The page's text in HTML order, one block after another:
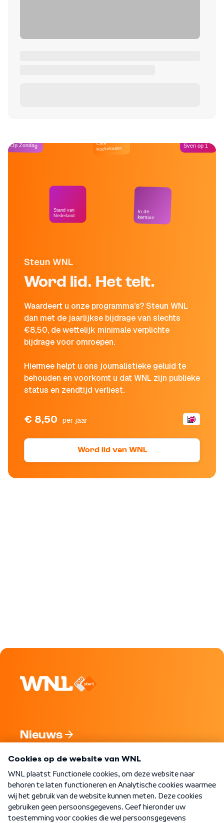
Steun WNL
Word lid. Het telt.
Waardeert u onze programma's? Steun WNL
dan met de jaarlijkse bijdrage van slechts
€8,50, de wettelijk minimale verplichte
bijdrage voor omroepen.
Hiermee helpt u ons journalistieke geluid te
behouden en voorkomt u dat WNL zijn publieke
status en zendtijd verliest.
€ 8,50 per jaar
Word lid van WNL
Op Zondag
Stand van
Nederland
Café
Kockelmann
In de
kantine
Sven op 1
Nieuws
Nieuwsbrief
Word Lid